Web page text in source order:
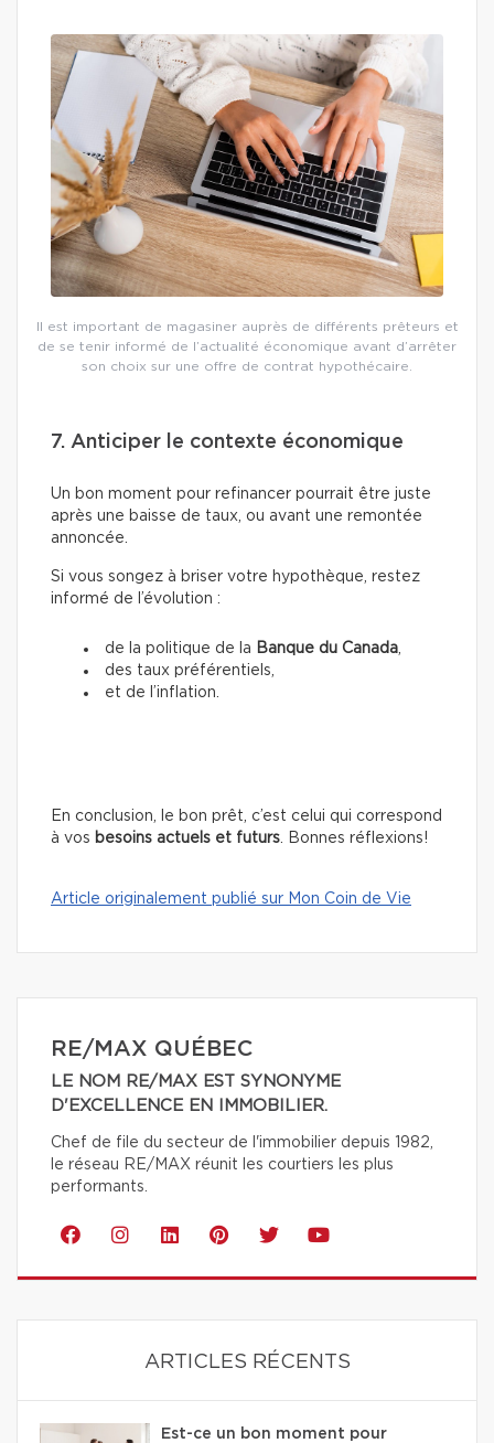
Il est important de magasiner auprès de différents prêteurs et
de se tenir informé de l’actualité économique avant d’arrêter
son choix sur une offre de contrat hypothécaire.
7. Anticiper le contexte économique
Un bon moment pour refinancer pourrait être juste
après une baisse de taux, ou avant une remontée
annoncée.
Si vous songez à briser votre hypothèque, restez
informé de l’évolution :
de la politique de la Banque du Canada,
des taux préférentiels,
et de l’inflation.
En conclusion, le bon prêt, c’est celui qui correspond
à vos besoins actuels et futurs. Bonnes réflexions!
Article originalement publié sur Mon Coin de Vie
RE/MAX QUÉBEC
LE NOM RE/MAX EST SYNONYME
D'EXCELLENCE EN IMMOBILIER.
Chef de file du secteur de l'immobilier depuis 1982,
le réseau RE/MAX réunit les courtiers les plus
performants.
ARTICLES RÉCENTS
Est-ce un bon moment pour